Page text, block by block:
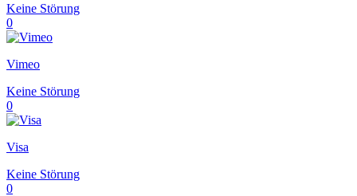
Keine Störung
0
Vimeo
Keine Störung
0
Visa
Keine Störung
0